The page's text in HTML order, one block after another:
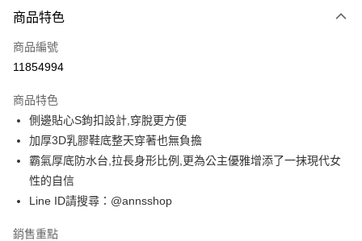
信用卡一次付款
信用卡分期付款
合作金庫商業銀行
華南商業銀行
上海商業儲蓄銀行
台北富邦商業銀行
國泰世華商業銀行
兆豐國際商業銀行
臺灣中小企業銀行
匯豐（台灣）商業銀行
聯邦商業銀行
元大商業銀行
6 期 0 利率 每期
華南商業銀行
彰化商業銀行
上海商業儲蓄銀行
台北富邦商業銀行
國泰世華商業銀行
臺灣中小企業銀行
聯邦商業銀行
購物金
超商取貨付款
LINE Pay
Apple Pay
商品特色
商品編號
11854994
商品特色
側邊貼心S鉤扣設計,穿脫更方便
加厚3D乳膠鞋底整天穿著也無負擔
霸氣厚底防水台,拉長身形比例,更為公主優雅增添了一抹現代女
性的自信
Line ID請搜尋：@annsshop
銷售重點